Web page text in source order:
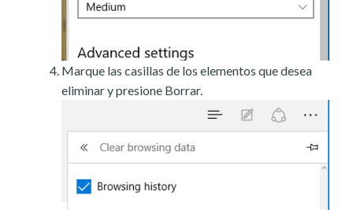
Marque las casillas de los elementos que desea
eliminar y presione Borrar.